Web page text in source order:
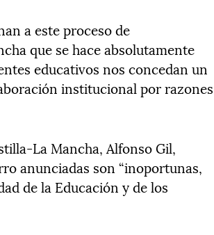
a este proceso de
que se hace absolutamente
educativos nos concedan un
institucional por razones
La Mancha, Alfonso Gil,
anunciadas son “inoportunas,
de la Educación y de los